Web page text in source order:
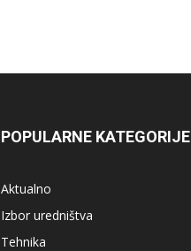
POPULARNE KATEGORIJE
Aktualno
Izbor uredništva
Tehnika